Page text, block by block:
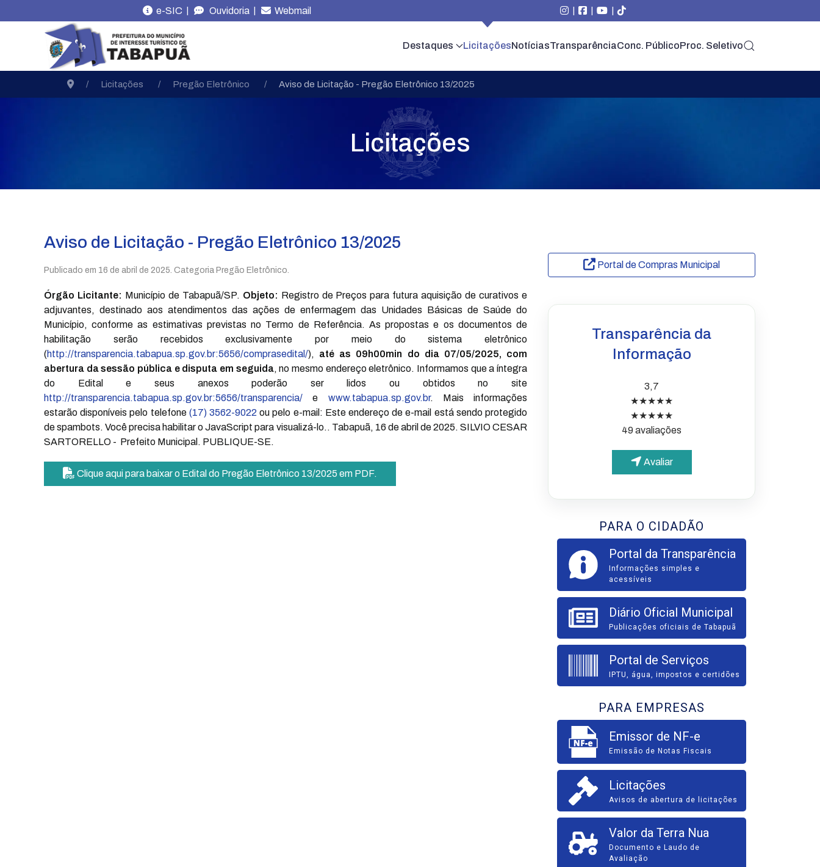
e-SIC | Ouvidoria | Webmail | | |
Destaques LicitaçõesNotíciasTransparênciaConc. PúblicoProc. Seletivo
Licitações Pregão Eletrônico Aviso de Licitação - Pregão Eletrônico 13/2025
Licitações
Aviso de Licitação - Pregão Eletrônico 13/2025
Publicado em 16 de abril de 2025 . Categoria Pregão Eletrônico.
Órgão Licitante: Município de Tabapuã/SP. Objeto: Registro de Preços para futura aquisição de curativos e
adjuvantes, destinado aos atendimentos das ações de enfermagem das Unidades Básicas de Saúde do
Município, conforme as estimativas previstas no Termo de Referência. As propostas e os documentos de
habilitação serão recebidos exclusivamente por meio do sistema eletrônico
(http://transparencia.tabapua.sp.gov.br:5656/comprasedital/), até as 09h00min do dia 07/05/2025, com
abertura da sessão pública e disputa em seguida, no mesmo endereço eletrônico. Informamos que a íntegra
do Edital e seus anexos poderão ser lidos ou obtidos no site
http://transparencia.tabapua.sp.gov.br:5656/transparencia/ e www.tabapua.sp.gov.br. Mais informações
estarão disponíveis pelo telefone (17) 3562-9022 ou pelo e-mail: Este endereço de e-mail está sendo protegido
de spambots. Você precisa habilitar o JavaScript para visualizá-lo. . Tabapuã, 16 de abril de 2025. SILVIO CESAR
SARTORELLO - Prefeito Municipal. PUBLIQUE-SE.
Clique aqui para baixar o Edital do Pregão Eletrônico 13/2025 em PDF.
Portal de Compras Municipal
Transparência da
Informação
3,7
★★★★★
★★★★★
49 avaliações
Avaliar
PARA O CIDADÃO
Portal da Transparência
Informações simples e
acessíveis
Diário Oficial Municipal
Publicações oficiais de Tabapuã
Portal de Serviços
IPTU, água, impostos e certidões
PARA EMPRESAS
Emissor de NF-e
Emissão de Notas Fiscais
Licitações
Avisos de abertura de licitações
Valor da Terra Nua
Documento e Laudo de
Avaliação